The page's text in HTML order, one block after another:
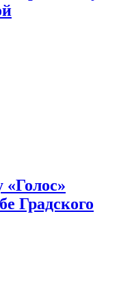
Градского